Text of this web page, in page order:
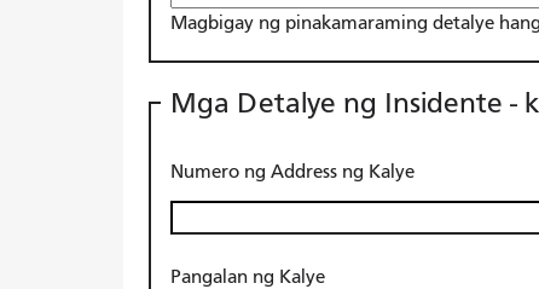
Magbigay ng pinakamaraming detalye
Mga Detalye ng Insidente -
Numero ng Address ng Kalye
Pangalan ng Kalye